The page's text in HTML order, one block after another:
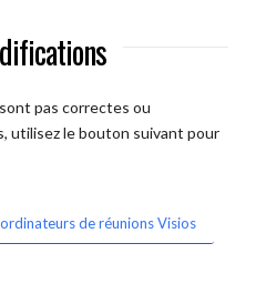
pas correctes ou
utilisez le bouton suivant pour
de réunions Visios